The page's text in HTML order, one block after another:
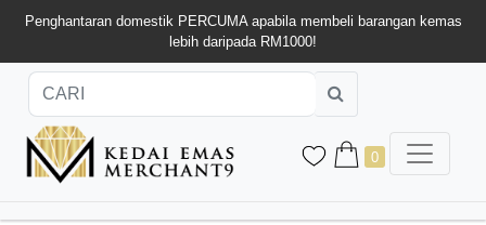
Penghantaran domestik PERCUMA apabila membeli barangan kemas
lebih daripada RM1000!
0